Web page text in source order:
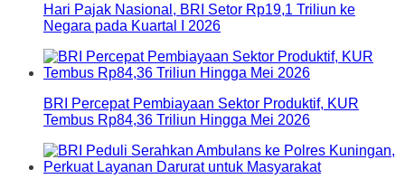
Hari Pajak Nasional, BRI Setor Rp19,1 Triliun ke
Negara pada Kuartal I 2026
BRI Percepat Pembiayaan Sektor Produktif, KUR
Tembus Rp84,36 Triliun Hingga Mei 2026